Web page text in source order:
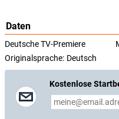
Daten
Deutsche TV-Premiere
Originalsprache: Deutsch
Kostenlose